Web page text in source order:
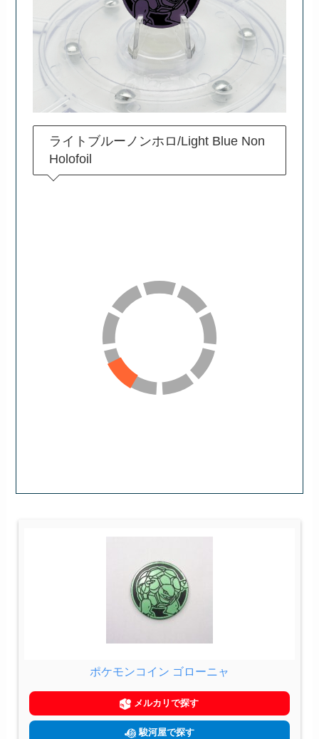
ライトブルーノンホロ/Light Blue Non
Holofoil
ポケモンコイン ゴローニャ
メルカリで探す
駿河屋で探す